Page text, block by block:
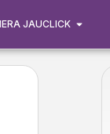
JAUCLICK